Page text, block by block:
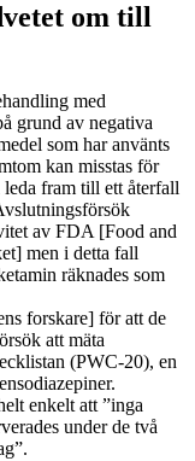
om till
med
grund av negativa
som har använts
kan misstas för
leda fram till ett återfall
av FDA [Food and
men i detta fall
räknades som
forskare] för att de
att mäta
(PWC-20), en
enkelt att ”inga
under de två